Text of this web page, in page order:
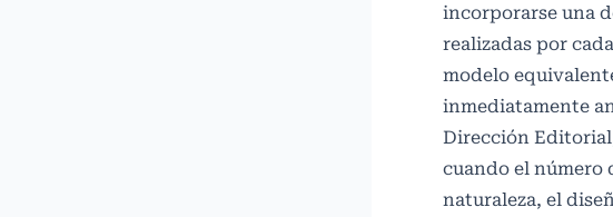
incorporarse una
realizadas por
modelo
inmediatamente
Dirección
cuando el número
naturaleza, el